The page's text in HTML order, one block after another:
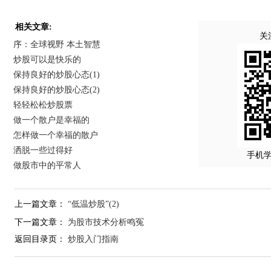
相关文章:
序：全球视野 本土智慧
炒股可以是快乐的
保持良好的炒股心态(1)
保持良好的炒股心态(2)
轻轻松松炒股票
做一个散户是幸福的
怎样做一个幸福的散户
洒脱一些过得好
做股市中的平常人
关
手机
上一篇文章： “低温炒股”(2)
下一篇文章： 为股市技术分析鸣冤
返回目录页： 炒股入门指南